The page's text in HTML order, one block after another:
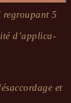
regrou­pant 5
d’ap­pli­ca­
et